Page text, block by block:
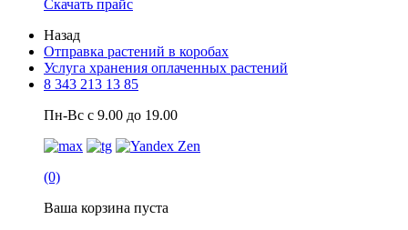
Скачать прайс
Назад
Отправка растений в коробах
Услуга хранения оплаченных растений
8 343 213 13 85
Пн-Вс с 9.00 до 19.00
(0)
Ваша корзина пуста